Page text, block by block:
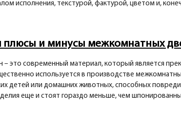
исполнения, текстурой, фактурой, цветом и,
плюсы и минусы межкомнатных
– это современный материал, который является
используется в производстве
детей или домашних животных, способных
еще и стоят гораздо меньше, чем